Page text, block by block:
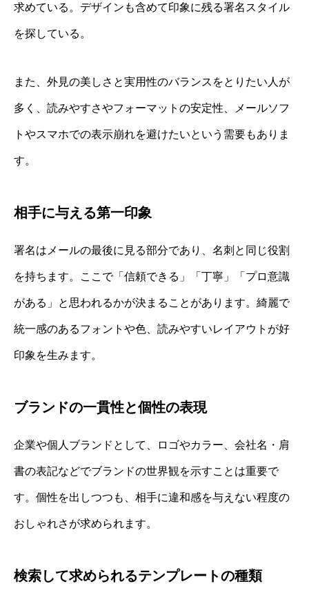
求めている。デザインも含めて印象に残る署名スタイル
を探している。
また、外見の美しさと実用性のバランスをとりたい人が
多く、読みやすさやフォーマットの安定性、メールソフ
トやスマホでの表示崩れを避けたいという需要もありま
す。
相手に与える第一印象
署名はメールの最後に見る部分であり、名刺と同じ役割
を持ちます。ここで「信頼できる」「丁寧」「プロ意識
がある」と思われるかが決まることがあります。綺麗で
統一感のあるフォントや色、読みやすいレイアウトが好
印象を生みます。
ブランドの一貫性と個性の表現
企業や個人ブランドとして、ロゴやカラー、会社名・肩
書の表記などでブランドの世界観を示すことは重要で
す。個性を出しつつも、相手に違和感を与えない程度の
おしゃれさが求められます。
検索して求められるテンプレートの種類